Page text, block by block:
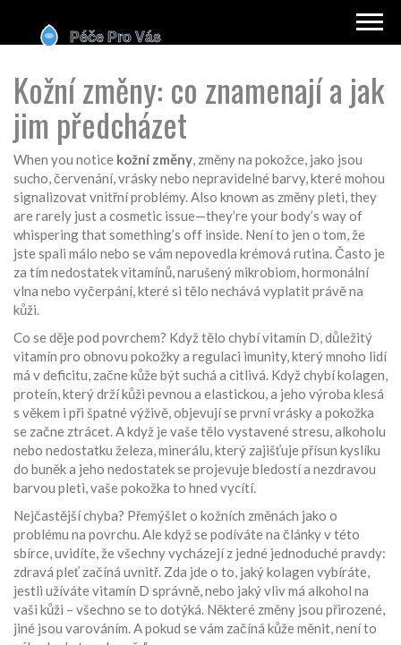
Kožní změny: co znamenají a jak
jim předcházet
When you notice kožní změny, změny na pokožce, jako jsou
sucho, červenání, vrásky nebo nepravidelné barvy, které mohou
signalizovat vnitřní problémy. Also known as změny pleti, they
are rarely just a cosmetic issue—they’re your body’s way of
whispering that something’s off inside. Není to jen o tom, že
jste spali málo nebo se vám nepovedla krémová rutina. Často je
za tím nedostatek vitamínů, narušený mikrobiom, hormonální
vlna nebo vyčerpání, které si tělo nechává vyplatit právě na
kůži.
Co se děje pod povrchem? Když tělo chybívitamín D,důležitý
vitamín pro obnovu pokožky a regulaci imunity, který mnoho lidí
má v deficitu, začne kůže být suchá a citlivá. Když chybíkolagen,
proteín, který drží kůži pevnou a elastickou, a jeho výroba klesá
s věkem i při špatné výživě, objevují se první vrásky a pokožka
se začne ztrácet. A když je vaše tělo vystavené stresu, alkoholu
nebo nedostatku železa,minerálu, který zajišťuje přísun kyslíku
do buněk a jeho nedostatek se projevuje bledostí a nezdravou
barvou pleti, vaše pokožka to hned vycítí.
Nejčastější chyba? Přemýšlet o kožních změnách jako o
problému na povrchu. Ale když se podíváte na články v této
sbírce, uvidíte, že všechny vycházejí z jedné jednoduché pravdy:
zdravá pleť začíná uvnitř. Zda jde o to, jaký kolagen vybíráte,
jestli užíváte vitamín D správně, nebo jaký vliv má alkohol na
vaši kůži – všechno se to dotýká. Některé změny jsou přirozené,
jiné jsou varováním. A pokud se vám začíná kůže měnit, není to